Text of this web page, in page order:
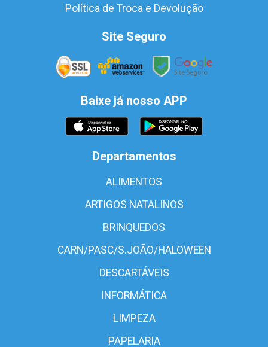
Política de Troca e Devolução
Site Seguro
Baixe já nosso APP
Departamentos
ALIMENTOS
ARTIGOS NATALINOS
BRINQUEDOS
CARN/PASC/S.JOÃO/HALOWEEN
DESCARTÁVEIS
INFORMÁTICA
LIMPEZA
PAPELARIA